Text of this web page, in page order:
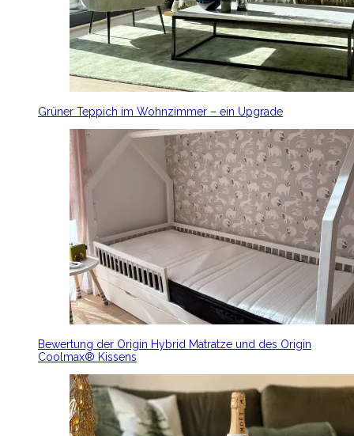
Grüner Teppich im Wohnzimmer – ein Upgrade
Bewertung der Origin Hybrid Matratze und des Origin
Coolmax® Kissens